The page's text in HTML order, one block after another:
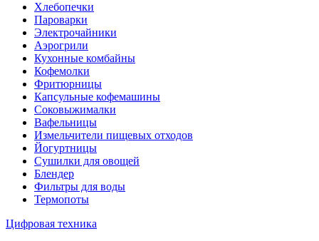
Хлебопечки
Пароварки
Электрочайники
Аэрогрили
Кухонные комбайны
Кофемолки
Фритюрницы
Капсульные кофемашины
Соковыжималки
Вафельницы
Измельчители пищевых отходов
Йогуртницы
Сушилки для овощей
Блендер
Фильтры для воды
Термопоты
Цифровая техника